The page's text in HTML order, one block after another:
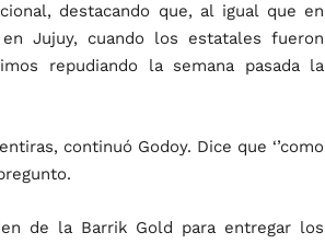
destacando que, al igual que en
Jujuy, cuando los estatales fueron
repudiando la semana pasada la
continuó Godoy. Dice que ‘’como
de la Barrik Gold para entregar los